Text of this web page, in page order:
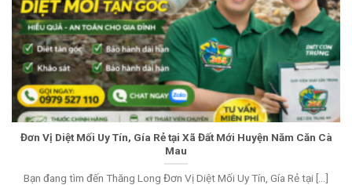
Đơn Vị Diệt Mối Uy Tín, Gía Rẻ tại Xã Đất Mới Huyện Năm Căn Cà
Mau
Bạn đang tìm đến Thăng Long Đơn Vị Diệt Mối Uy Tín, Gía Rẻ tại [...]